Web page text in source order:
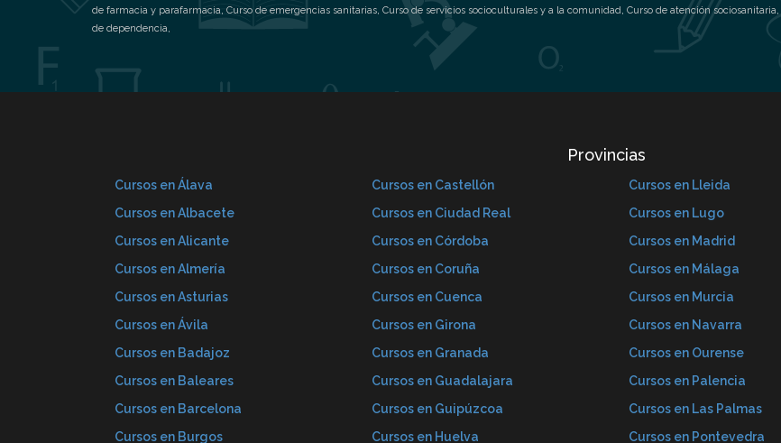
de farmacia y parafarmacia, Curso de emergencias sanitarias, Curso de servicios socioculturales y a la comunidad, Curso de atención sociosanitaria,
de dependencia,
Provincias
Cursos en Álava
Cursos en Albacete
Cursos en Alicante
Cursos en Almería
Cursos en Asturias
Cursos en Ávila
Cursos en Badajoz
Cursos en Baleares
Cursos en Barcelona
Cursos en Burgos
Cursos en Castellón
Cursos en Ciudad Real
Cursos en Córdoba
Cursos en Coruña
Cursos en Cuenca
Cursos en Girona
Cursos en Granada
Cursos en Guadalajara
Cursos en Guipúzcoa
Cursos en Huelva
Cursos en Lleida
Cursos en Lugo
Cursos en Madrid
Cursos en Málaga
Cursos en Murcia
Cursos en Navarra
Cursos en Ourense
Cursos en Palencia
Cursos en Las Palmas
Cursos en Pontevedra